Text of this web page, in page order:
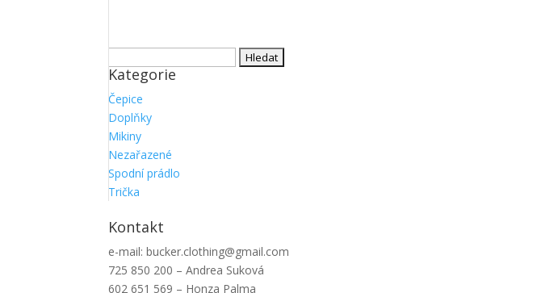
Kategorie
Čepice
Doplňky
Mikiny
Nezařazené
Spodní prádlo
Trička
Kontakt
e-mail: bucker.clothing@gmail.com
725 850 200 – Andrea Suková
602 651 569 – Honza Palma